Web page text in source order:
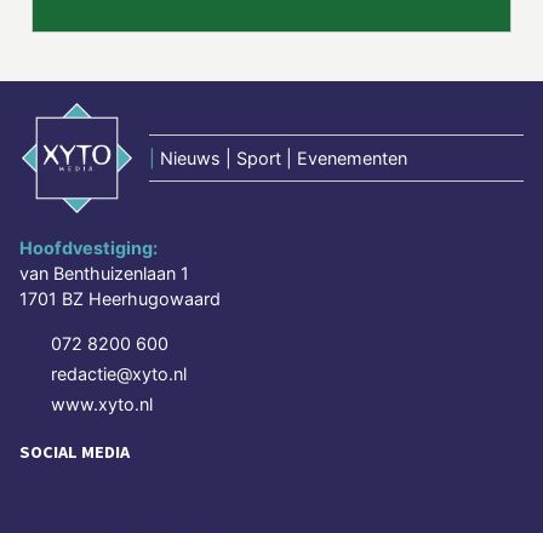
Nieuws | Sport | Evenementen
Hoofdvestiging:
van Benthuizenlaan 1
1701 BZ Heerhugowaard
072 8200 600
redactie@xyto.nl
www.xyto.nl
SOCIAL MEDIA